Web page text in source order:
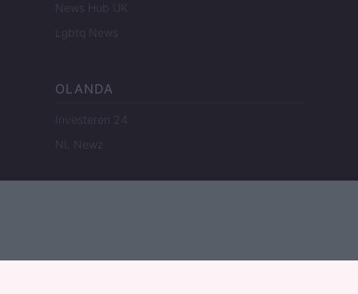
News Hub UK
Lgbtq News
OLANDA
Investeren 24
NL Newz